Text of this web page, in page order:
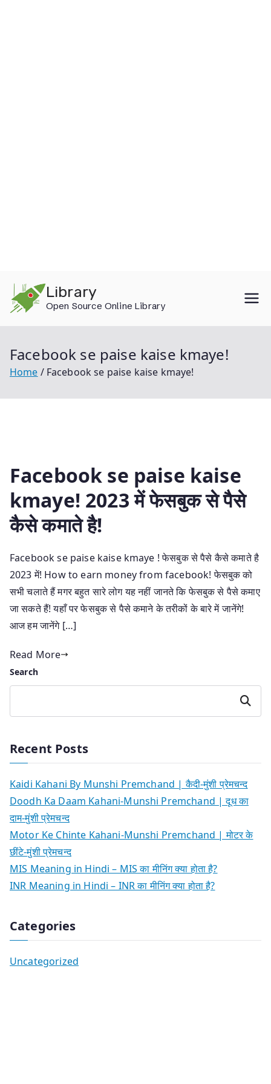
content
Library
Open Source Online Library
Facebook se paise kaise kmaye!
Home Facebook se paise kaise kmaye!
Facebook se paise kaise
kmaye! 2023 में फेसबुक से पैसे
कैसे कमाते है!
Facebook se paise kaise kmaye ! फेसबुक से पैसे कैसे कमाते है
2023 में! How to earn money from facebook! फेसबुक को
सभी चलाते हैं मगर बहुत सारे लोग यह नहीं जानते कि फेसबुक से पैसे कमाए
जा सकते हैं! यहाँ पर फेसबुक से पैसे कमाने के तरीकों के बारे में जानेंगे!
आज हम जानेंगे […]
Read More
Search
Search
Recent Posts
Kaidi Kahani By Munshi Premchand | कैदी-मुंशी प्रेमचन्द
Doodh Ka Daam Kahani-Munshi Premchand | दूध का
दाम-मुंशी प्रेमचन्द
Motor Ke Chinte Kahani-Munshi Premchand | मोटर के
छींटे-मुंशी प्रेमचन्द
MIS Meaning in Hindi – MIS का मीनिंग क्या होता है?
INR Meaning in Hindi – INR का मीनिंग क्या होता है?
Categories
Uncategorized